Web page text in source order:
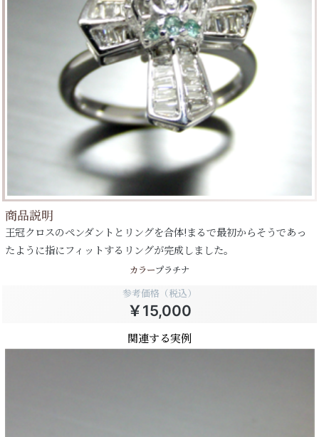
商品説明
王冠クロスのペンダントとリングを合体!まるで最初からそうであっ
たように指にフィットするリングが完成しました。
カラープラチナ
参考価格（税込）
￥15,000
関連する実例